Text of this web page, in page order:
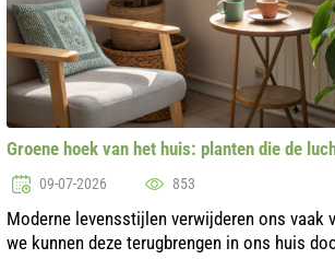
Groene hoek van het huis: planten die de
09-07-2026 853
Moderne levensstijlen verwijderen ons vaak
we kunnen deze terugbrengen in ons huis